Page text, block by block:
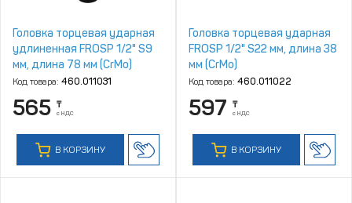
Головка торцевая ударная
удлиненная FROSP 1/2" S9
мм, длина 78 мм (CrMo)
Код товара: 460.011031
565 ₸
с НДС
В КОРЗИНУ
Головка торцевая ударная
FROSP 1/2" S22 мм, длина 38
мм (CrMo)
Код товара: 460.011022
597 ₸
с НДС
В КОРЗИНУ